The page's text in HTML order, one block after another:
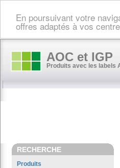
En poursuivant votre
offres adaptés à vos
AOC et IGP
Produits avec les labels
RECHERCHE
Produits